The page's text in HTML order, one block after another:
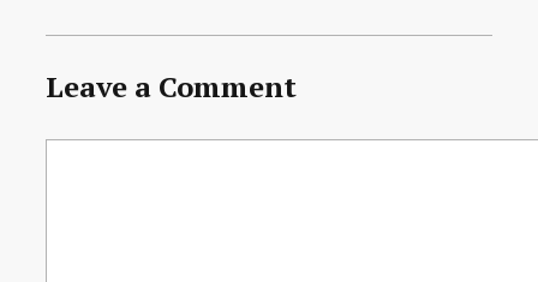
Leave a Comment